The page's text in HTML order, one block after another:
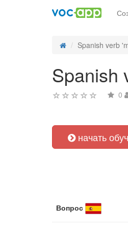
Spanish verb
Spanish
0
начать
Вопрос